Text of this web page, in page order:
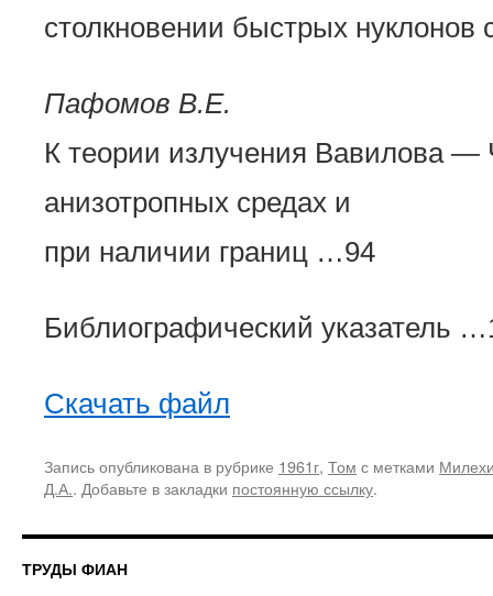
столкновении быстрых
Пафомов В.Е.
К теории излучения Вавилова —
анизотропных средах и
при наличии границ …94
Библиографический указатель
Скачать файл
Запись опубликована в рубрике 1961г, Том с метками
Д.А.. Добавьте в закладки постоянную ссылку.
ТРУДЫ ФИАН